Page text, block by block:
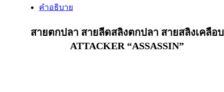
คำอธิบาย
สายตกปลา สายลีดสลิงตกปลา สายสลิงเคลือบ
ATTACKER “ASSASSIN”